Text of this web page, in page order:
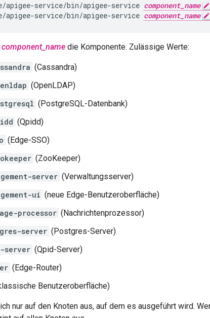
apigee-service/bin/apigee-service component_name
apigee-service/bin/apigee-service component_name
component_name die Komponente. Zulässige Werte:
(Cassandra)
(OpenLDAP)
(PostgreSQL-Datenbank)
(Qpidd)
(Edge-SSO)
(ZooKeeper)
server (Verwaltungsserver)
ui (neue Edge-Benutzeroberfläche)
processor (Nachrichtenprozessor)
server (Postgres-Server)
server (Qpid-Server)
(Edge-Router)
Benutzeroberfläche)
nur auf den Knoten aus, auf dem es ausgeführt wird.